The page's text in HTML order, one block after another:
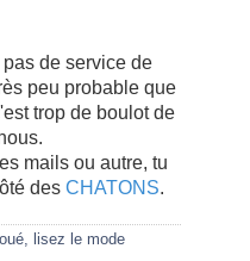
de service de
peu probable que
trop de boulot de
mails ou autre, tu
des CHATONS.
lisez le mode